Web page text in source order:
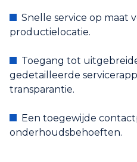
Snelle service op maat
productielocatie.
Toegang tot
gedetailleerde
transparantie.
Een toegewijde
onderhoudsbehoeften.